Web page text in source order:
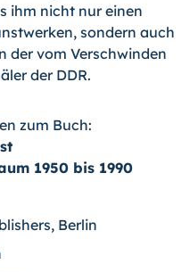
ihm nicht nur einen
sondern auch
der vom Verschwinden
der DDR.
zum Buch:
1950 bis 1990
Berlin